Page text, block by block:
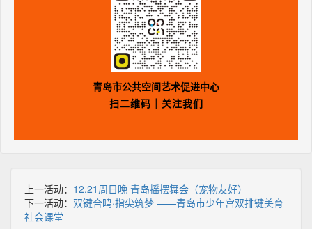
青岛市公共空间艺术促进中心
扫二维码｜关注我们
上一活动： 12.21周日晚 青岛摇摆舞会（宠物友好）
下一活动： 双键合鸣·指尖筑梦 ——青岛市少年宫双排键美育
社会课堂